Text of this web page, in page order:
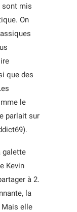
sont mis
On
que des
le
parlait sur
galette
Kevin
à 2.
la
Mais elle